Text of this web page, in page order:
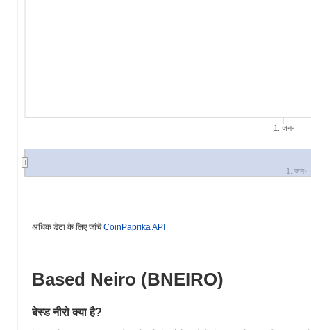
1. जन॰
1. जन॰
अधिक डेटा के लिए जांचेंCoinPaprika API
Based Neiro (BNEIRO)
बेस्ड नीरो क्या है?